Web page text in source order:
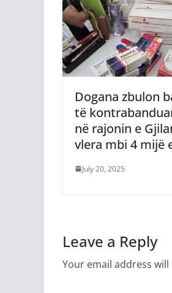
Dogana zbulon
të
në rajonin e
vlera mbi 4 mijë
July 20, 2025
Leave a Reply
Your email address